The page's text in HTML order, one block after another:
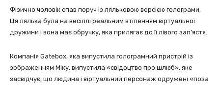
Фізично чоловік спав поруч із ляльковою версією голограми.
Ця лялька була на весіллі реальним втіленням віртуальної
дружини і вона має обручку, яка прилягає до її лівого зап’ястя.
Компанія Gatebox, яка випустила голограмний пристрій із
зображенням Міку, випустила «свідоцтво про шлюб», яке
засвідчує, що людина і віртуальний персонаж одружені «поза